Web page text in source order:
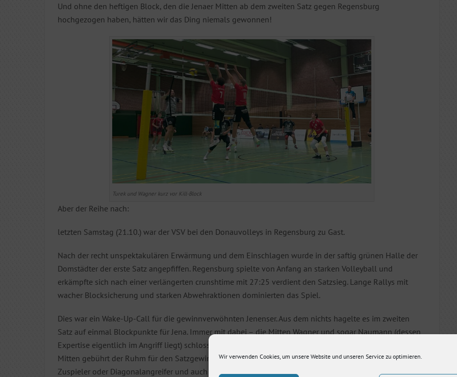
Wir verwenden Cookies, um unsere Website und unseren Service zu optimieren.
Und ohne den heftigen Block, den die Jenaer Mitten ab dem zweiten Satz gegen Regensburg
hochgezogen haben, hätten wir das Ding niemals gewonnen!
Turek und Wagner kurz vor Kill-Block
Aber der Reihe nach:
letzten Samstag (21.10.) war der VSV bei den Donauvolleys in Regensburg zu Gast.
Nach der recht unspektakulären Erwärmung und dem Einschlagen wurde in der saftig grünen Halle der
Domstädter der erste Satz angepfiffen. Regensburg spielte von Anfang an starken Volleyball und
erkämpfte sich nach einer verlängerten crunshtime mit 27:25 verdient den Satzsieg. Lange Rallys mit
wacher Blocksicherung und starken Abwehraktionen dominierten das Spiel.
Dies war ein Wake-Up-Call für die gewinnverwöhnten Jenenser. Aus dem nichts hagelte es im zweiten
Satz auf einmal Blockpunkte für Jena. Immer mit dabei – die Mitten Wagner und sogar Naumann (dessen
Expertise eigentlich im Angriff liegt) schlossen den Block gewissenhaft wie Pförtner. Doch nicht nur den
Mitten gebührt der Ruhm für den Satzgewinn. Zu einem Doppelblock gehört ja auch noch ein Außen,
Zuspieler oder Diagonalangreifer und auch jene machten ihre Sache gut. Gleichzeitig ist dies ein